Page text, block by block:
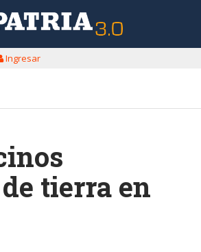
Ingresar
tierra en